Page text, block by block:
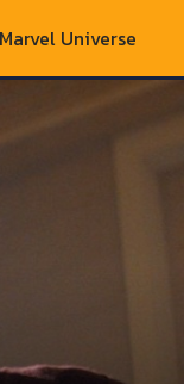
Marvel Universe